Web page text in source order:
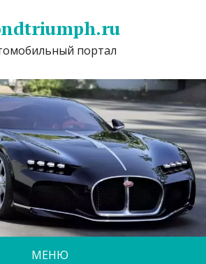
портал
МЕНЮ